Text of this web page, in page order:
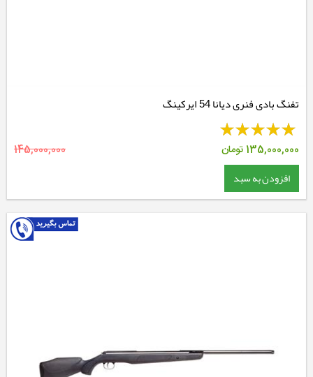
تفنگ بادی فنری دیانا 54 ایرکینگ
135,000,000 تومان 145,000,000
افزودن به سبد